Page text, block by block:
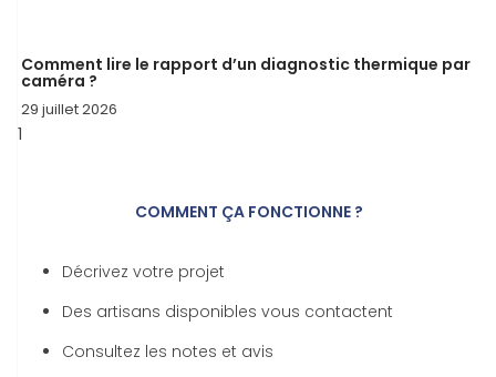
Comment lire le rapport d’un diagnostic thermique par
caméra ?
29 juillet 2026
COMMENT ÇA FONCTIONNE ?
Décrivez votre projet
Des artisans disponibles vous contactent
Consultez les notes et avis